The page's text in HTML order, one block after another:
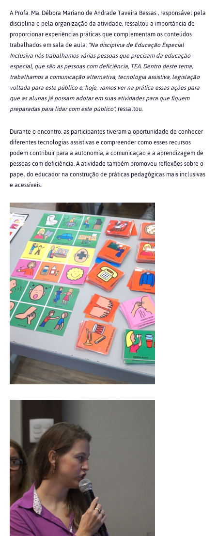
AProfa. Ma. Débora Mariano de Andrade Taveira Bessas, responsável pela
disciplina e pela organização da atividade, ressaltou a importância de
proporcionar experiências práticas que complementam os conteúdos
trabalhados em sala de aula: “Na disciplina de Educação Especial
Inclusiva nós trabalhamos várias pessoas que precisam da educação
especial, que são as pessoas com deficiência, TEA. Dentro deste tema,
trabalhamos a comunicação alternativa, tecnologia assistiva, legislação
voltada para este público e, hoje, vamos ver na prática essas ações para
que as alunas já possam adotar em suas atividades para que fiquem
preparadas para lidar com este público”, ressaltou.
Durante o encontro, as participantes tiveram a oportunidade de conhecer
diferentes tecnologias assistivas e compreender como esses recursos
podem contribuir para a autonomia, a comunicação e a aprendizagem de
pessoas com deficiência. A atividade também promoveu reflexões sobre o
papel do educador na construção de práticas pedagógicas mais inclusivas
e acessíveis.